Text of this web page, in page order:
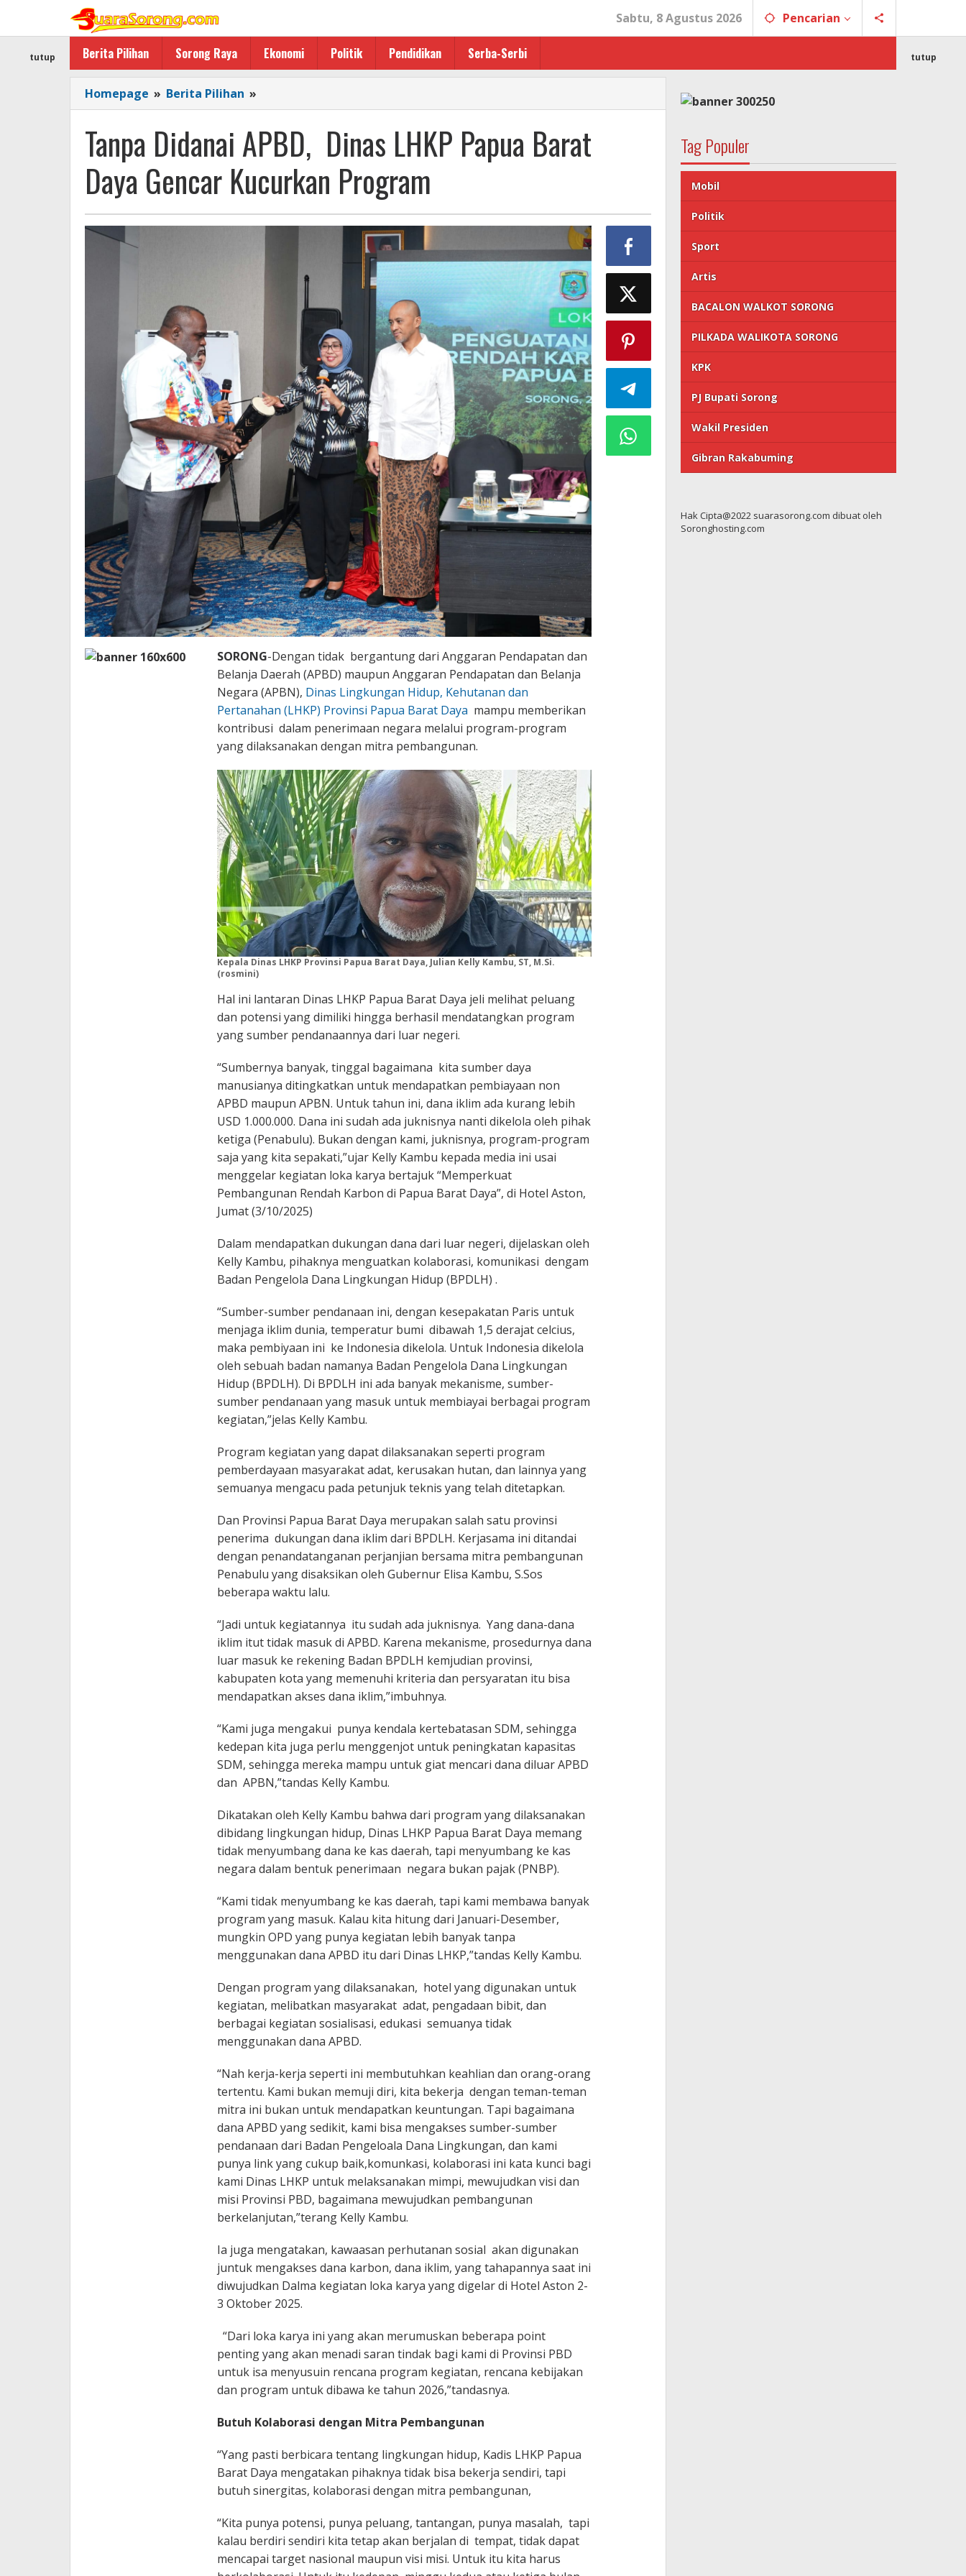
Sabtu, 8 Agustus 2026 Pencarian
Berita Pilihan Sorong Raya Ekonomi Politik Pendidikan Serba-Serbi
tutup tutup
Homepage » Berita Pilihan »
Didanai
Dinas
LHKP
Papua
Barat
Daya
Gencar
Tanpa Didanai APBD, Dinas LHKP Papua Barat
Daya Gencar Kucurkan Program
SORONG-Dengan tidak bergantung dari Anggaran Pendapatan dan
Belanja Daerah (APBD) maupun Anggaran Pendapatan dan Belanja
Negara (APBN), Dinas Lingkungan Hidup, Kehutanan dan
Pertanahan (LHKP) Provinsi Papua Barat Daya mampu memberikan
kontribusi dalam penerimaan negara melalui program-program
yang dilaksanakan dengan mitra pembangunan.
Kepala Dinas LHKP Provinsi Papua Barat Daya, Julian Kelly Kambu, ST, M.Si.
(rosmini)
Hal ini lantaran Dinas LHKP Papua Barat Daya jeli melihat peluang
dan potensi yang dimiliki hingga berhasil mendatangkan program
yang sumber pendanaannya dari luar negeri.
“Sumbernya banyak, tinggal bagaimana kita sumber daya
manusianya ditingkatkan untuk mendapatkan pembiayaan non
APBD maupun APBN. Untuk tahun ini, dana iklim ada kurang lebih
USD 1.000.000. Dana ini sudah ada juknisnya nanti dikelola oleh pihak
ketiga (Penabulu). Bukan dengan kami, juknisnya, program-program
saja yang kita sepakati,”ujar Kelly Kambu kepada media ini usai
menggelar kegiatan loka karya bertajuk “Memperkuat
Pembangunan Rendah Karbon di Papua Barat Daya”, di Hotel Aston,
Jumat (3/10/2025)
Dalam mendapatkan dukungan dana dari luar negeri, dijelaskan oleh
Kelly Kambu, pihaknya menguatkan kolaborasi, komunikasi dengam
Badan Pengelola Dana Lingkungan Hidup (BPDLH) .
“Sumber-sumber pendanaan ini, dengan kesepakatan Paris untuk
menjaga iklim dunia, temperatur bumi dibawah 1,5 derajat celcius,
maka pembiyaan ini ke Indonesia dikelola. Untuk Indonesia dikelola
oleh sebuah badan namanya Badan Pengelola Dana Lingkungan
Hidup (BPDLH). Di BPDLH ini ada banyak mekanisme, sumber-
sumber pendanaan yang masuk untuk membiayai berbagai program
kegiatan,”jelas Kelly Kambu.
Program kegiatan yang dapat dilaksanakan seperti program
pemberdayaan masyarakat adat, kerusakan hutan, dan lainnya yang
semuanya mengacu pada petunjuk teknis yang telah ditetapkan.
Dan Provinsi Papua Barat Daya merupakan salah satu provinsi
penerima dukungan dana iklim dari BPDLH. Kerjasama ini ditandai
dengan penandatanganan perjanjian bersama mitra pembangunan
Penabulu yang disaksikan oleh Gubernur Elisa Kambu, S.Sos
beberapa waktu lalu.
“Jadi untuk kegiatannya itu sudah ada juknisnya. Yang dana-dana
iklim itut tidak masuk di APBD. Karena mekanisme, prosedurnya dana
luar masuk ke rekening Badan BPDLH kemjudian provinsi,
kabupaten kota yang memenuhi kriteria dan persyaratan itu bisa
mendapatkan akses dana iklim,”imbuhnya.
“Kami juga mengakui punya kendala kertebatasan SDM, sehingga
kedepan kita juga perlu menggenjot untuk peningkatan kapasitas
SDM, sehingga mereka mampu untuk giat mencari dana diluar APBD
dan APBN,”tandas Kelly Kambu.
Dikatakan oleh Kelly Kambu bahwa dari program yang dilaksanakan
dibidang lingkungan hidup, Dinas LHKP Papua Barat Daya memang
tidak menyumbang dana ke kas daerah, tapi menyumbang ke kas
negara dalam bentuk penerimaan negara bukan pajak (PNBP).
“Kami tidak menyumbang ke kas daerah, tapi kami membawa banyak
program yang masuk. Kalau kita hitung dari Januari-Desember,
mungkin OPD yang punya kegiatan lebih banyak tanpa
menggunakan dana APBD itu dari Dinas LHKP,”tandas Kelly Kambu.
Dengan program yang dilaksanakan, hotel yang digunakan untuk
kegiatan, melibatkan masyarakat adat, pengadaan bibit, dan
berbagai kegiatan sosialisasi, edukasi semuanya tidak
menggunakan dana APBD.
“Nah kerja-kerja seperti ini membutuhkan keahlian dan orang-orang
tertentu. Kami bukan memuji diri, kita bekerja dengan teman-teman
mitra ini bukan untuk mendapatkan keuntungan. Tapi bagaimana
dana APBD yang sedikit, kami bisa mengakses sumber-sumber
pendanaan dari Badan Pengeloala Dana Lingkungan, dan kami
punya link yang cukup baik,komunkasi, kolaborasi ini kata kunci bagi
kami Dinas LHKP untuk melaksanakan mimpi, mewujudkan visi dan
misi Provinsi PBD, bagaimana mewujudkan pembangunan
berkelanjutan,”terang Kelly Kambu.
Ia juga mengatakan, kawaasan perhutanan sosial akan digunakan
juntuk mengakses dana karbon, dana iklim, yang tahapannya saat ini
diwujudkan Dalma kegiatan loka karya yang digelar di Hotel Aston 2-
3 Oktober 2025.
“Dari loka karya ini yang akan merumuskan beberapa point
penting yang akan menadi saran tindak bagi kami di Provinsi PBD
untuk isa menyusuin rencana program kegiatan, rencana kebijakan
dan program untuk dibawa ke tahun 2026,”tandasnya.
Butuh Kolaborasi dengan Mitra Pembangunan
“Yang pasti berbicara tentang lingkungan hidup, Kadis LHKP Papua
Barat Daya mengatakan pihaknya tidak bisa bekerja sendiri, tapi
butuh sinergitas, kolaborasi dengan mitra pembangunan,
“Kita punya potensi, punya peluang, tantangan, punya masalah, tapi
kalau berdiri sendiri kita tetap akan berjalan di tempat, tidak dapat
mencapai target nasional maupun visi misi. Untuk itu kita harus
Tag Populer
Mobil
Politik
Sport
Artis
BACALON WALKOT SORONG
PILKADA WALIKOTA SORONG
KPK
PJ Bupati Sorong
Wakil Presiden
Gibran Rakabuming
Hak Cipta@2022 suarasorong.com dibuat oleh
Soronghosting.com